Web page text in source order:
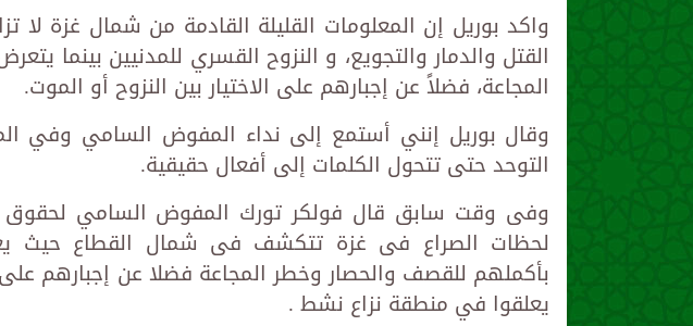
واكد بوريل إن المعلومات القليلة القادمة من شمال غزة
القتل والدمار والتجويع، و النزوح القسري للمدنيين بينما
المجاعة، فضلاً عن إجبارهم على الاختيار بين النزوح أو الموت.
وقال بوريل إنني أستمع إلى نداء المفوض السامي وفي
التوحد حتى تتحول الكلمات إلى أفعال حقيقية.
وفى وقت سابق قال فولكر تورك المفوض السامي لحقوق
لحظات الصراع فى غزة تتكشف فى شمال القطاع حيث
بأكملهم للقصف والحصار وخطر المجاعة فضلا عن إجبارهم على
يعلقوا في منطقة نزاع نشط .